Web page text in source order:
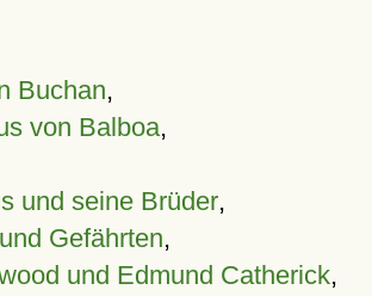
Buchan,
von Balboa,
und seine Brüder,
Gefährten,
und Edmund Catherick,